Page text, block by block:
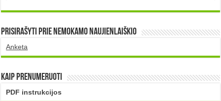
Prisirašyti prie nemokamo naujienlaiškio
Anketa
Kaip prenumeruoti
PDF instrukcijos